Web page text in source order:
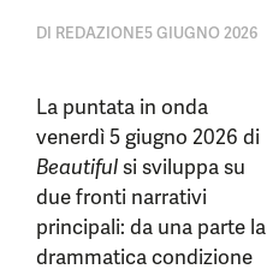
DI REDAZIONE5 GIUGNO 2026
La puntata in onda
venerdì 5 giugno 2026 di
Beautifulsi sviluppa su
due fronti narrativi
principali: da una parte la
drammatica condizione